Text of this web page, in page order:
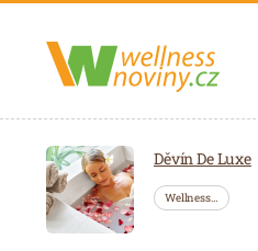
Děvín De Luxe
Wellness…